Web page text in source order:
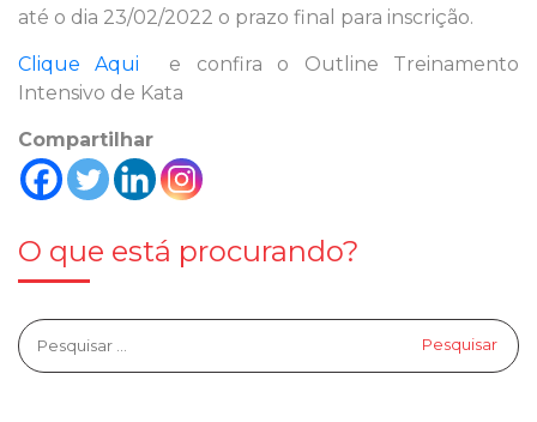
até o dia 23/02/2022 o prazo final para inscrição.
Clique Aqui
e confira o Outline Treinamento
Intensivo de Kata
Compartilhar
O que está procurando?